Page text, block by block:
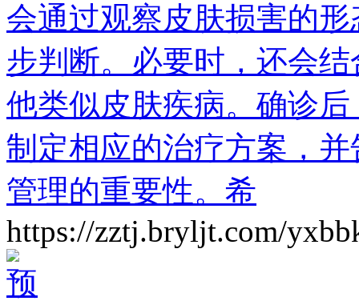
会通过观察皮肤损害的
步判断。必要时，还会
他类似皮肤疾病。确诊
制定相应的治疗方案，
管理的重要性。希
https://zztj.bryljt.com/